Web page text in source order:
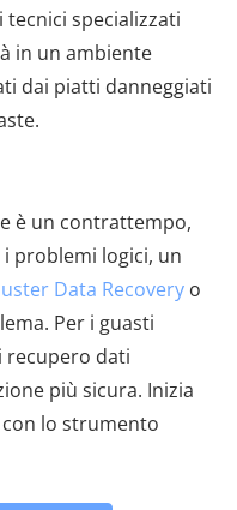
specializzati
in un ambiente
dai piatti danneggiati
è un contrattempo,
problemi logici, un
Data Recovery o
Per i guasti
recupero dati
più sicura. Inizia
lo strumento